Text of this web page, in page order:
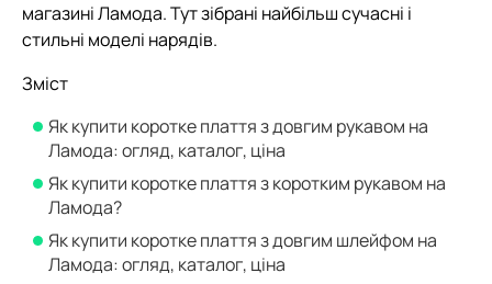
магазині Ламода. Тут зібрані найбільш сучасні і
стильні моделі нарядів.
Зміст
Як купити коротке плаття з довгим рукавом на
Ламода: огляд, каталог, ціна
Як купити коротке плаття з коротким рукавом на
Ламода?
Як купити коротке плаття з довгим шлейфом на
Ламода: огляд, каталог, ціна